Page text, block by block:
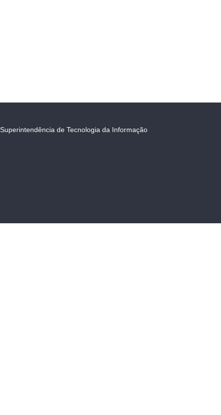
Superintendência de Tecnologia da Informação